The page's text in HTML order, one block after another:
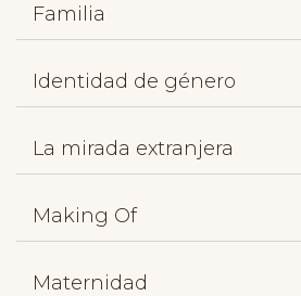
Familia
Identidad de género
La mirada extranjera
Making Of
Maternidad